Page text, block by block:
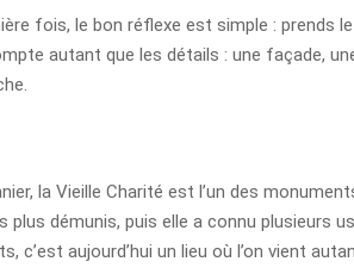
fois, le bon réflexe est simple : prends
autant que les détails : une façade,
la Vieille Charité est l’un des
plus démunis, puis elle a connu plusieurs
c’est aujourd’hui un lieu où l’on vient